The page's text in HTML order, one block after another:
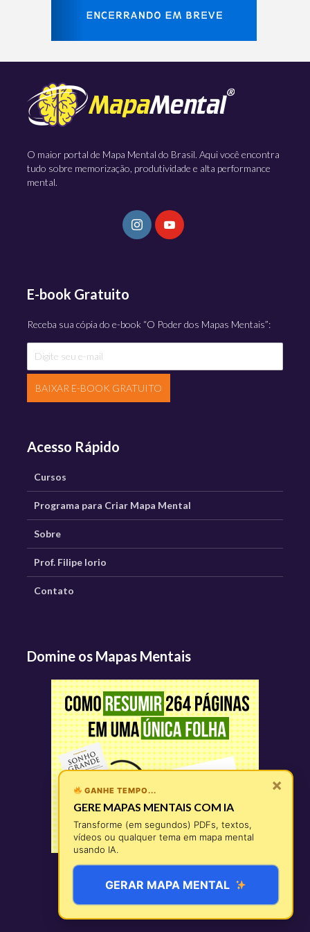
O maior portal de Mapa Mental do Brasil. Aqui você encontra
tudo sobre memorização, produtividade e alta performance
mental.
E-book Gratuito
Receba sua cópia do e-book “O Poder dos Mapas Mentais”:
BAIXAR E-BOOK GRATUITO
Acesso Rápido
Cursos
Programa para Criar Mapa Mental
Sobre
Prof. Filipe Iorio
Contato
Domine os Mapas Mentais
© 2026 Todos os direitos reservados -MapaMental®
×
GANHE TEMPO...
GERE MAPAS MENTAIS COM IA
Transforme (em segundos) PDFs, textos,
vídeos ou qualquer tema em mapa mental
usando IA.
GERAR MAPA MENTAL